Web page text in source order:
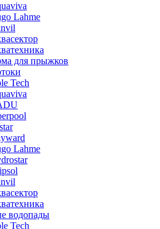
Lahme
для прыжков
Tech
Lahme
водопады
Tech